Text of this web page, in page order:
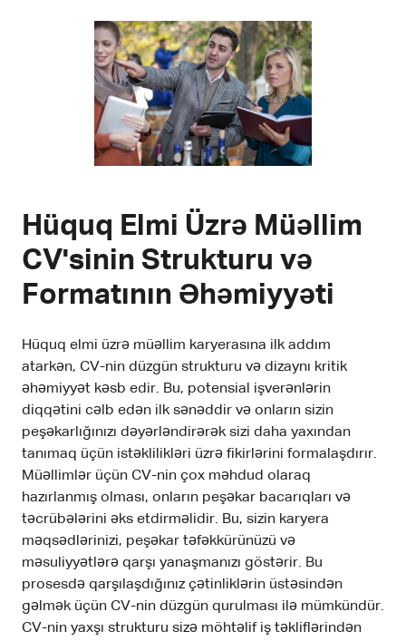
Hüquq Elmi Üzrə Müəllim
CV'sinin Strukturu və
Formatının Əhəmiyyəti
Hüquq elmi üzrə müəllim karyerasına ilk addım
atarkən, CV-nin düzgün strukturu və dizaynı kritik
əhəmiyyət kəsb edir. Bu, potensial işverənlərin
diqqətini cəlb edən ilk sənəddir və onların sizin
peşəkarlığınızı dəyərləndirərək sizi daha yaxından
tanımaq üçün istəklilikləri üzrə fikirlərini formalaşdırır.
Müəllimlər üçün CV-nin çox məhdud olaraq
hazırlanmış olması, onların peşəkar bacarıqları və
təcrübələrini əks etdirməlidir. Bu, sizin karyera
məqsədlərinizi, peşəkar təfəkkürünüzü və
məsuliyyətlərə qarşı yanaşmanızı göstərir. Bu
prosesdə qarşılaşdığınız çətinliklərin üstəsindən
gəlmək üçün CV-nin düzgün qurulması ilə mümkündür.
CV-nin yaxşı strukturu sizə möhtəlif iş təkliflərindən